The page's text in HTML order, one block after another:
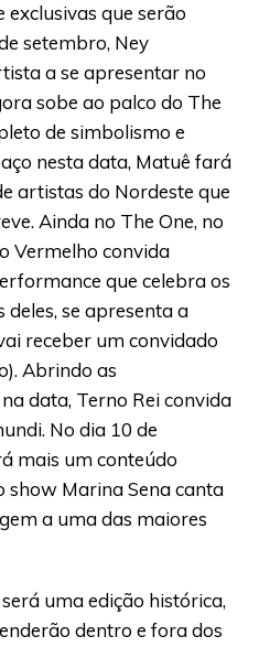
exclusivas que serão
setembro, Ney
a se apresentar no
sobe ao palco do The
de simbolismo e
nesta data, Matuê fará
artistas do Nordeste que
Ainda no The One, no
Vermelho convida
que celebra os
deles, se apresenta a
receber um convidado
Abrindo as
data, Terno Rei convida
No dia 10 de
mais um conteúdo
show Marina Sena canta
a uma das maiores
uma edição histórica,
dentro e fora dos